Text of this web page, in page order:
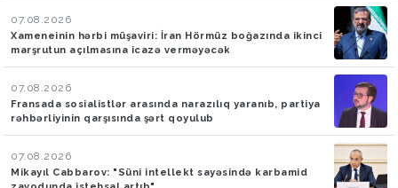
07.08.2026
Xameneinin hərbi müşaviri: İran Hörmüz boğazında ikinci
marşrutun açılmasına icazə verməyəcək
07.08.2026
Fransada sosialistlər arasında narazılıq yaranıb, partiya
rəhbərliyinin qarşısında şərt qoyulub
07.08.2026
Mikayıl Cabbarov: "Süni intellekt sayəsində karbamid